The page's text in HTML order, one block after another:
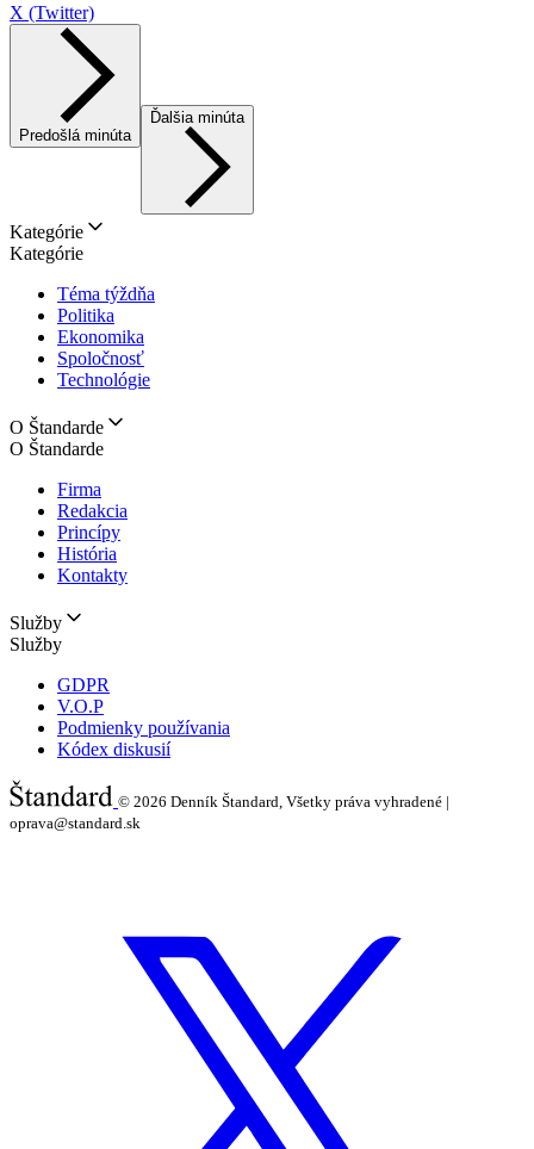
X (Twitter)
Predošlá minúta
Ďalšia minúta
Kategórie
Kategórie
Téma týždňa
Politika
Ekonomika
Spoločnosť
Technológie
O Štandarde
O Štandarde
Firma
Redakcia
Princípy
História
Kontakty
Služby
Služby
GDPR
V.O.P
Podmienky používania
Kódex diskusií
© 2026 Denník Štandard, Všetky práva vyhradené |
oprava@standard.sk